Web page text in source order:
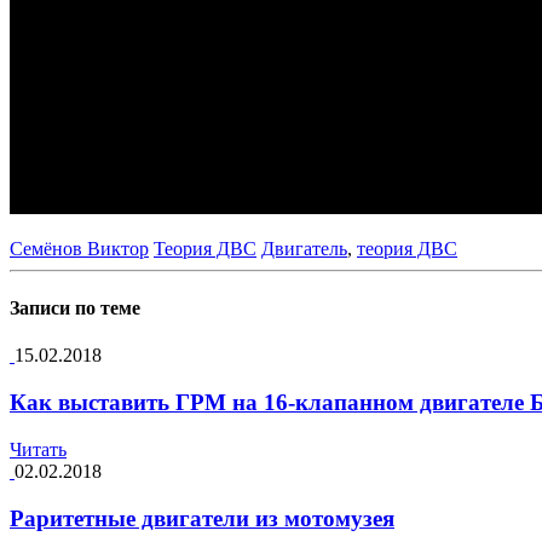
Семёнов Виктор Теория ДВС Двигатель, теория ДВС
Записи по теме
15.02.2018
Как выставить ГРМ на 16-клапанном двигателе
Читать
02.02.2018
Раритетные двигатели из мотомузея